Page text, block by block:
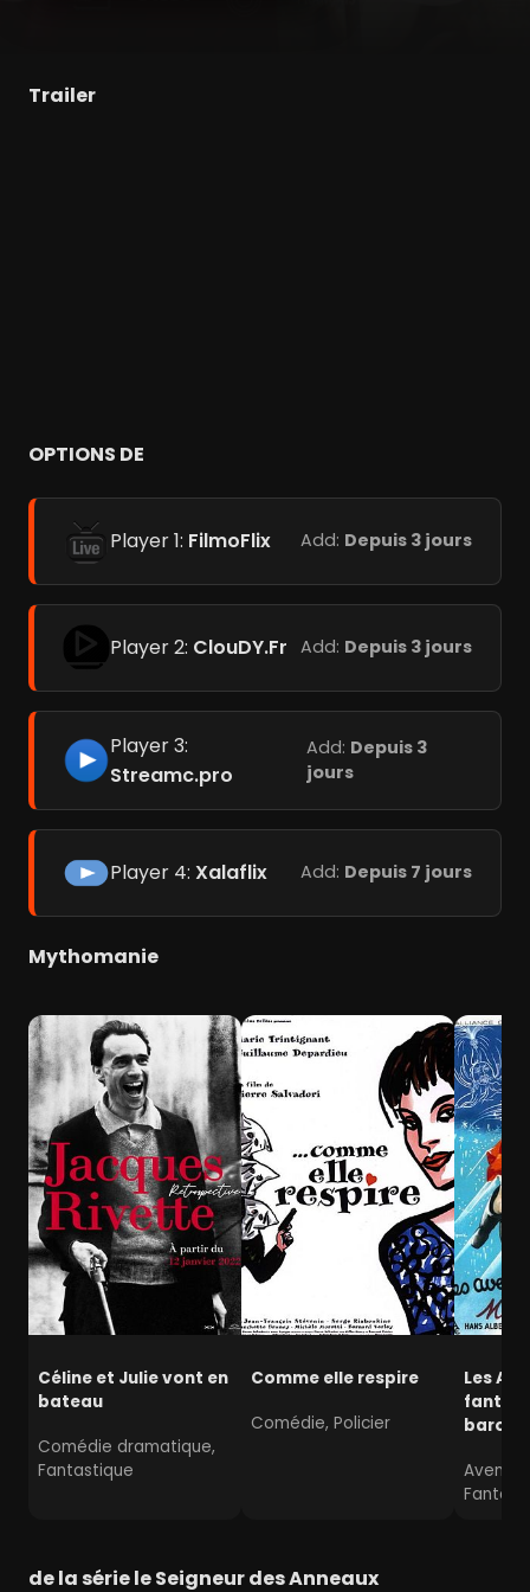
Trailer
OPTIONS DE
Player 1: FilmoFlix Add: Depuis 3 jours
Player 2: ClouDY.Fr Add: Depuis 3 jours
Player 3:
Streamc.pro
Add: Depuis 3
jours
Player 4: Xalaflix Add: Depuis 7 jours
Mythomanie
Céline et Julie vont en
bateau
Comédie dramatique,
Fantastique
Comme elle respire
Comédie, Policier
Les
baron
de la série le Seigneur des Anneaux